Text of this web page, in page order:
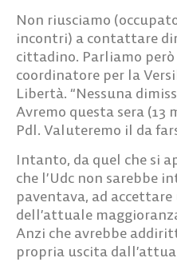
Non riusciamo
incontri) a contattare
cittadino. Parliamo
coordinatore per la
Libertà. “Nessuna
Avremo questa sera (13
Pdl. Valuteremo il da
Intanto, da quel che si
che l’Udc non sarebbe
paventava, ad
dell’attuale
Anzi che avrebbe
propria uscita